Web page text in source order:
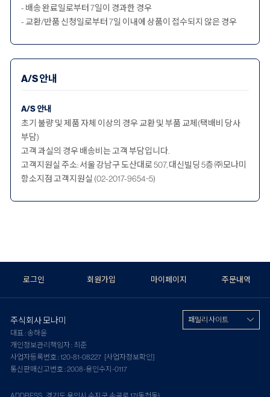
- 배송 완료일로부터 7일이 경과한 경우
- 교환/반품 신청일로부터 7일 이내에 상품이 접수되지 않은 경우
A/S 안내
A/S 안내
초기 불량 및 제품 자체 이상의 경우 교환 및 부품 교체(택배비 당사
부담)
고객 과실의 경우 배송비는 고객 부담입니다.
고객지원실 주소: 서울 강남구 도산대로 507, 대신빌딩 5층 ㈜모나미
항소지점 고객지원실 (02-2017-9654~5)
로그인 회원가입 마이페이지 주문내역
주식회사 모나미
대표 : 송하윤
개인정보관리책임자 : 최준
사업자등록번호 : 120-81-08227 [사업자정보확인]
통신판매신고번호 : 2008-용인수지-0117
패밀리 사이트